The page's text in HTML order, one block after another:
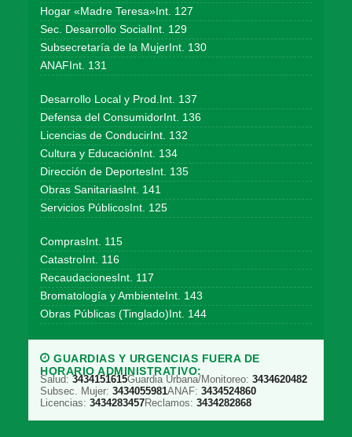
Hogar «Madre Teresa»Int. 127
Sec. Desarrollo SocialInt. 129
Subsecretaría de la MujerInt. 130
ANAFInt. 131
Desarrollo Local y Prod.Int. 137
Defensa del ConsumidorInt. 136
Licencias de ConducirInt. 132
Cultura y EducaciónInt. 134
Dirección de DeportesInt. 135
Obras SanitariasInt. 141
Servicios PúblicosInt. 125
ComprasInt. 115
CatastroInt. 116
RecaudacionesInt. 117
Bromatología y AmbienteInt. 143
Obras Públicas (Tinglado)Int. 144
GUARDIAS Y URGENCIAS FUERA DE
HORARIO ADMINISTRATIVO:
Salud: 3434151615Guardia Urbana/Monitoreo: 3434620482
Subsec. Mujer: 3434055981ANAF: 3434524860
Licencias: 3434283457Reclamos: 3434282868